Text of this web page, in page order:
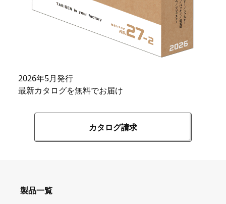
2026年5月発行
最新カタログを無料でお届け
カタログ請求
製品一覧